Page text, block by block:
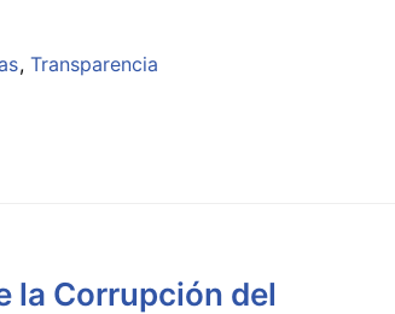
Transparencia
la Corrupción del